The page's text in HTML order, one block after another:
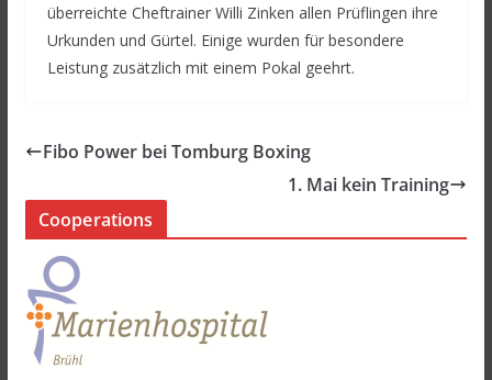
überreichte Cheftrainer Willi Zinken allen Prüflingen ihre
Urkunden und Gürtel. Einige wurden für besondere
Leistung zusätzlich mit einem Pokal geehrt.
Fibo Power bei Tomburg Boxing
1. Mai kein Training
Cooperations